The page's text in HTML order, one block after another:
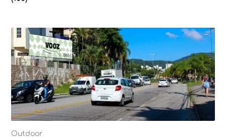
Outdoor